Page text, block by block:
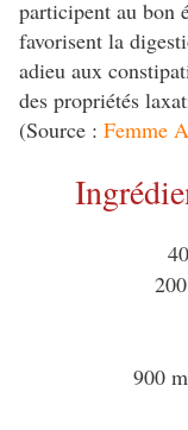
participent au bon
favorisent la
adieu aux
des propriétés
(Source : Femme
900